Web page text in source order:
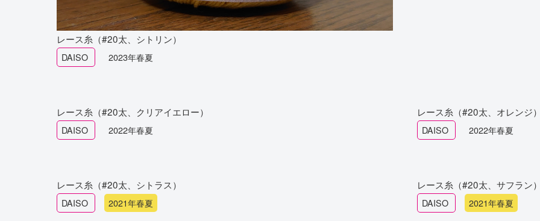
レース糸（#20太、シトリン）
DAISO 2023年春夏
レース糸（#20太、クリアイエロー）
DAISO 2022年春夏
レース糸（#20太、オレンジ）
DAISO 2022年春夏
レース糸（#20太、シトラス）
DAISO 2021年春夏
レース糸（#20太、サフラン）
DAISO 2021年春夏